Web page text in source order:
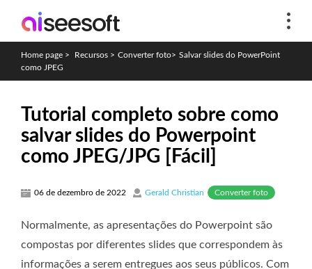
Home page > Recursos > Converter foto> Salvar slides do PowerPoint
como JPEG
Tutorial completo sobre como
salvar slides do Powerpoint
como JPEG/JPG [Fácil]
06 de dezembro de 2022 Gerald Christian Converter foto
Normalmente, as apresentações do Powerpoint são
compostas por diferentes slides que correspondem às
informações a serem entregues aos seus públicos. Com